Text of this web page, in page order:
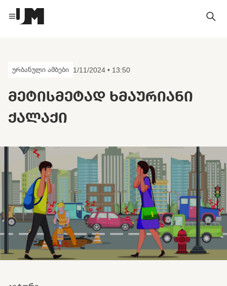
ურბანული ამბები 1/11/2024 • 13:50
ᲛᲔᲢᲘᲡᲛᲔᲢᲐᲓ ᲮᲛᲐᲣᲠᲘᲐᲜᲘ
ᲥᲐᲚᲐᲥᲘ